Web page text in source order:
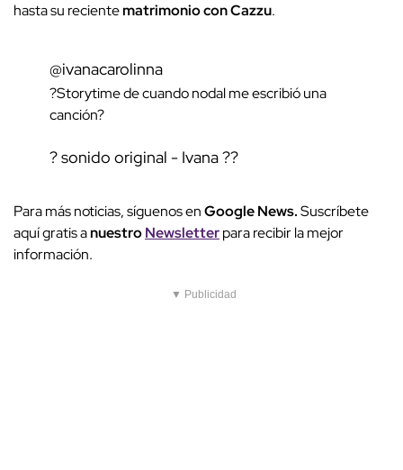
hasta su recientematrimonio con Cazzu.
@ivanacarolinna
?Storytime de cuando nodal me escribió una
canción?
? sonido original - Ivana ??
Para más noticias, síguenos enGoogle News.Suscríbete
aquí gratis anuestroNewsletterpara recibir la mejor
información.
▼ Publicidad